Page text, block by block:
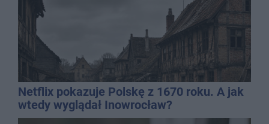
Netflix pokazuje Polskę z 1670 roku. A jak
wtedy wyglądał Inowrocław?